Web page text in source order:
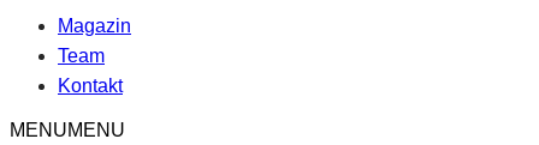
Magazin
Team
Kontakt
MENUMENU